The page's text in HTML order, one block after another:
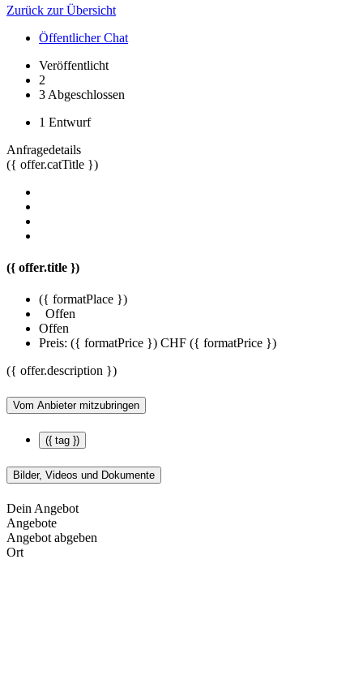
Zurück zur Übersicht
Öffentlicher Chat
Veröffentlicht
2
3 Abgeschlossen
1 Entwurf
Anfragedetails
({ offer.catTitle })
({ offer.title })
({ formatPlace })
Offen
Offen
Preis: ({ formatPrice }) CHF ({ formatPrice })
({ offer.description })
Vom Anbieter mitzubringen
({ tag })
Bilder, Videos und Dokumente
Dein Angebot
Angebote
Angebot abgeben
Ort